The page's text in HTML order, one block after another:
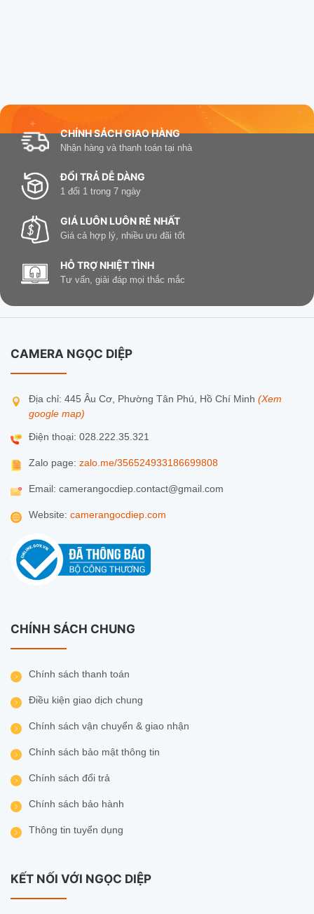
CHÍNH SÁCH GIAO HÀNG
Nhận hàng và thanh toán tại nhà
ĐỔI TRẢ DỄ DÀNG
1 đổi 1 trong 7 ngày
GIÁ LUÔN LUÔN RẺ NHẤT
Giá cả hợp lý, nhiều ưu đãi tốt
HỖ TRỢ NHIỆT TÌNH
Tư vấn, giải đáp mọi thắc mắc
CAMERA NGỌC DIỆP
Địa chỉ: 445 Âu Cơ, Phường Tân Phú, Hồ Chí Minh (Xem
google map)
Điện thoại: 028.222.35.321
Zalo page: zalo.me/356524933186699808
Email: camerangocdiep.contact@gmail.com
Website: camerangocdiep.com
CHÍNH SÁCH CHUNG
Chính sách thanh toán
Điều kiện giao dịch chung
Chính sách vận chuyển & giao nhận
Chính sách bảo mật thông tin
Chính sách đổi trả
Chính sách bảo hành
Thông tin tuyển dụng
KẾT NỐI VỚI NGỌC DIỆP